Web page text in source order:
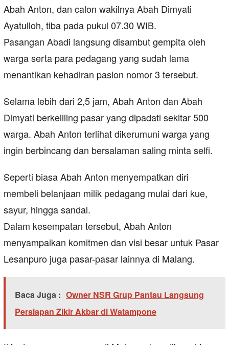
Abah Anton, dan calon wakilnya Abah Dimyati
Ayatulloh, tiba pada pukul 07.30 WIB.
Pasangan Abadi langsung disambut gempita oleh
warga serta para pedagang yang sudah lama
menantikan kehadiran paslon nomor 3 tersebut.
Selama lebih dari 2,5 jam, Abah Anton dan Abah
Dimyati berkeliling pasar yang dipadati sekitar 500
warga. Abah Anton terlihat dikerumuni warga yang
ingin berbincang dan bersalaman saling minta selfi.
Seperti biasa Abah Anton menyempatkan diri
membeli belanjaan milik pedagang mulai dari kue,
sayur, hingga sandal.
Dalam kesempatan tersebut, Abah Anton
menyampaikan komitmen dan visi besar untuk Pasar
Lesanpuro juga pasar-pasar lainnya di Malang.
Baca Juga : Owner NSR Grup Pantau Langsung
Persiapan Zikir Akbar di Watampone